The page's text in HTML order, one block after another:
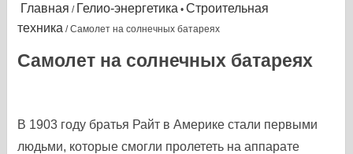
Главная / Гелио-энергетика •Строительная
техника / Самолет на солнечных батареях
Самолет на солнечных батареях
В 1903 году братья Райт в Америке стали первыми
людьми, которые смогли пролететь на аппарате